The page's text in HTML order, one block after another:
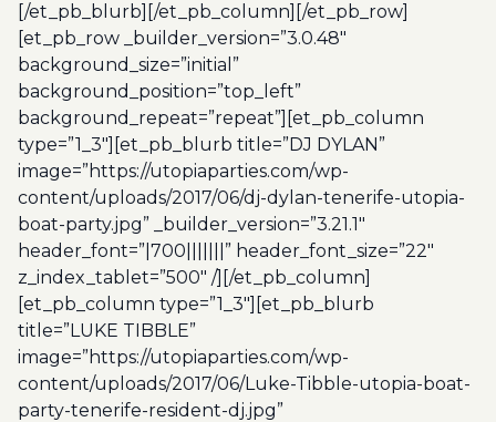
[/et_pb_blurb][/et_pb_column][/et_pb_row]
[et_pb_row _builder_version=”3.0.48″
background_size=”initial”
background_position=”top_left”
background_repeat=”repeat”][et_pb_column
type=”1_3″][et_pb_blurb title=”DJ DYLAN”
image=”https://utopiaparties.com/wp-
content/uploads/2017/06/dj-dylan-tenerife-utopia-
boat-party.jpg” _builder_version=”3.21.1″
header_font=”|700|||||||” header_font_size=”22″
z_index_tablet=”500″ /][/et_pb_column]
[et_pb_column type=”1_3″][et_pb_blurb
title=”LUKE TIBBLE”
image=”https://utopiaparties.com/wp-
content/uploads/2017/06/Luke-Tibble-utopia-boat-
party-tenerife-resident-dj.jpg”